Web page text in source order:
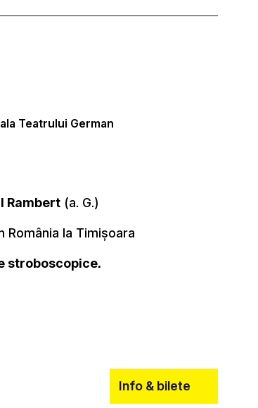
Teatrului German
Rambert (a. G.)
la Timișoara
stroboscopice.
Info & bilete